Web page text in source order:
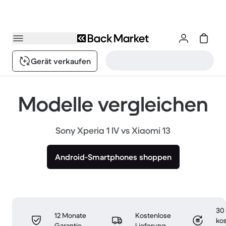
Gerät verkaufen
Modelle vergleichen
Sony Xperia 1 IV vs Xiaomi 13
Android-Smartphones shoppen
12 Monate
Kostenlose
30